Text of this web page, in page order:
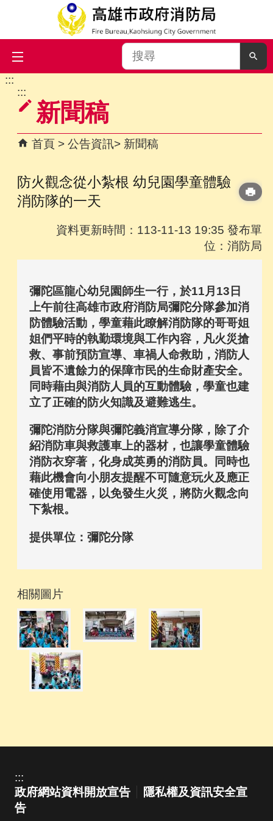
跳到主要內容區塊
搜
尋
:::
:::
新聞稿
首頁 公告資訊 新聞稿
防火觀念從小紮根 幼兒園學童體驗
消防隊的一天
資料更新時間：113-11-13 19:35 發布單
位：消防局
彌陀區龍心幼兒園師生一行，於11月 13 日
上午前往高雄市政府消防局彌陀分隊參加消
防體驗活動，學童藉此瞭解消防隊的哥哥姐
姐們平時的執勤環境與工作內容，凡火災搶
救、事前預防宣導、車禍人命救助，消防人
員皆不遺餘力的保障市民的生命財產安全。
同時藉由與消防人員的互動體驗，學童也建
立了正確的防火知識及避難逃生。
彌陀消防分隊與彌陀義消宣導分隊，除了介
紹消防車與救護車上的器材，也讓學童體驗
消防衣穿著，化身成英勇的消防員。同時也
藉此機會向小朋友提醒不可隨意玩火及應正
確使用電器，以免發生火災，將防火觀念向
下紮根。
提供單位：彌陀分隊
相關圖片
:::
政府網站資料開放宣告
隱私權及資訊安全宣
告